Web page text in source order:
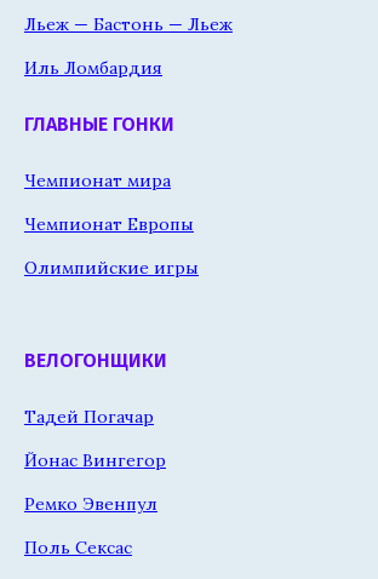
Льеж — Бастонь — Льеж
Иль Ломбардия
ГЛАВНЫЕ ГОНКИ
Чемпионат мира
Чемпионат Европы
Олимпийские игры
ВЕЛОГОНЩИКИ
Тадей Погачар
Йонас Вингегор
Ремко Эвенпул
Поль Сексас